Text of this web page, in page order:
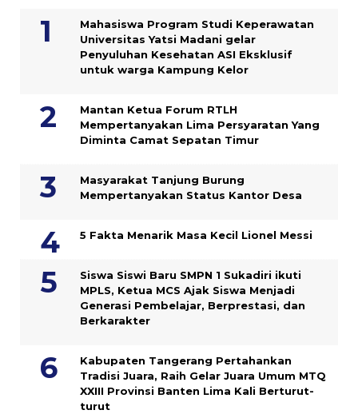
Mahasiswa Program Studi Keperawatan
Universitas Yatsi Madani gelar
Penyuluhan Kesehatan ASI Eksklusif
untuk warga Kampung ‎Kelor
Mantan Ketua Forum RTLH
Mempertanyakan Lima Persyaratan Yang
Diminta Camat Sepatan Timur
Masyarakat Tanjung Burung
Mempertanyakan Status Kantor Desa
5 Fakta Menarik Masa Kecil Lionel Messi
Siswa Siswi Baru SMPN 1 Sukadiri ikuti
MPLS, Ketua MCS Ajak Siswa Menjadi
Generasi Pembelajar, Berprestasi, dan
Berkarakter
Kabupaten Tangerang Pertahankan
Tradisi Juara, Raih Gelar Juara Umum MTQ
XXIII Provinsi Banten Lima Kali Berturut-
turut